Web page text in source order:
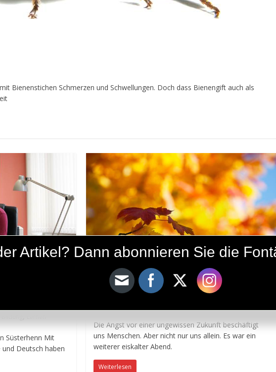
Bienenstichen Schmerzen und Schwellungen. Doch dass Bienengift auch als
Food
Süsterhenn Mit
Deutsch haben
Lyrik
Ein Gespräch unter Blättern
Die Angst vor einer ungewissen Zukunft beschäftigt
uns Menschen. Aber nicht nur uns allein. Es war ein
weiterer eiskalter Abend.
Weiterlesen
Artikel? Dann abonnieren Sie die